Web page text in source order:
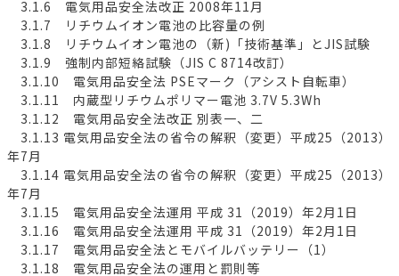
3.1.6 電気用品安全法改正 2008年11月
3.1.7 リチウムイオン電池の比容量の例
3.1.8 リチウムイオン電池の（新)「技術基準」とJIS試験
3.1.9 強制内部短絡試験（JIS C 8714改訂）
3.1.10 電気用品安全法 PSEマーク（アシスト自転車）
3.1.11 内蔵型リチウムポリマー電池 3.7V 5.3Wh
3.1.12 電気用品安全法改正 別表一、二
3.1.13 電気用品安全法の省令の解釈（変更）平成25（2013）
年7月
3.1.14 電気用品安全法の省令の解釈（変更）平成25（2013）
年7月
3.1.15 電気用品安全法運用 平成 31（2019）年2月1日
3.1.16 電気用品安全法運用 平成 31（2019）年2月1日
3.1.17 電気用品安全法とモバイルバッテリー（1）
3.1.18 電気用品安全法の運用と罰則等